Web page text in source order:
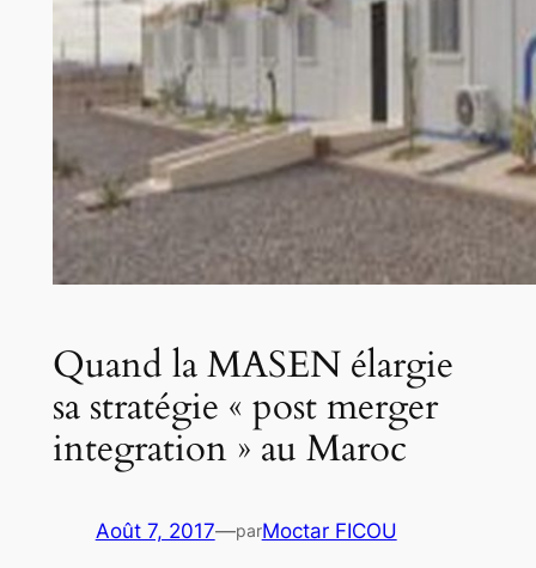
Quand la MASEN élargie
sa stratégie « post merger
integration » au Maroc
Août 7, 2017—parMoctar FICOU